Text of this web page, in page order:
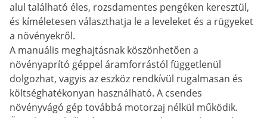
alul található éles, rozsdamentes pengéken keresztül,
és kíméletesen választhatja le a leveleket és a rügyeket
a növényekről.
A manuális meghajtásnak köszönhetően a
növényaprító géppel áramforrástól függetlenül
dolgozhat, vagyis az eszköz rendkívül rugalmasan és
költséghatékonyan használható. A csendes
növényvágó gép továbbá motorzaj nélkül működik.